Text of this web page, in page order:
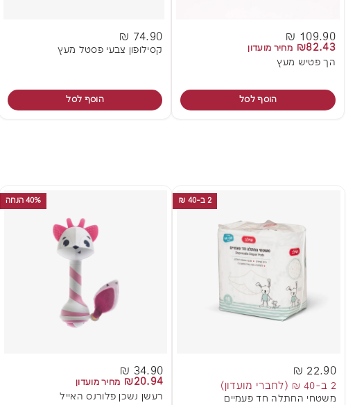
109.90 ₪
₪82.43 מחיר מועדון
הך פטיש מעץ
הוסף לסל
74.90 ₪
קסילופון צבעי פסטל מעץ
הוסף לסל
2 ב-40 ₪
22.90 ₪
2 ב-40 ₪ (לחברי מועדון)
משטחי החתלה חד פעמיים
40% הנחה
34.90 ₪
₪20.94 מחיר מועדון
רעשן נשכן פלורנס האייל